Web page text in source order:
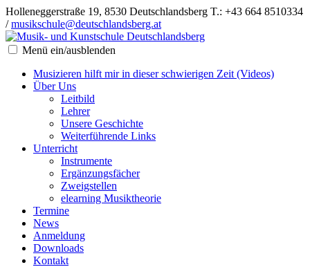
Holleneggerstraße 19, 8530 Deutschlandsberg T.: +43 664 8510334
/musikschule@deutschlandsberg.at
Menü ein/ausblenden
Musizieren hilft mir in dieser schwierigen Zeit (Videos)
Über Uns
Leitbild
Lehrer
Unsere Geschichte
Weiterführende Links
Unterricht
Instrumente
Ergänzungsfächer
Zweigstellen
elearning Musiktheorie
Termine
News
Anmeldung
Downloads
Kontakt